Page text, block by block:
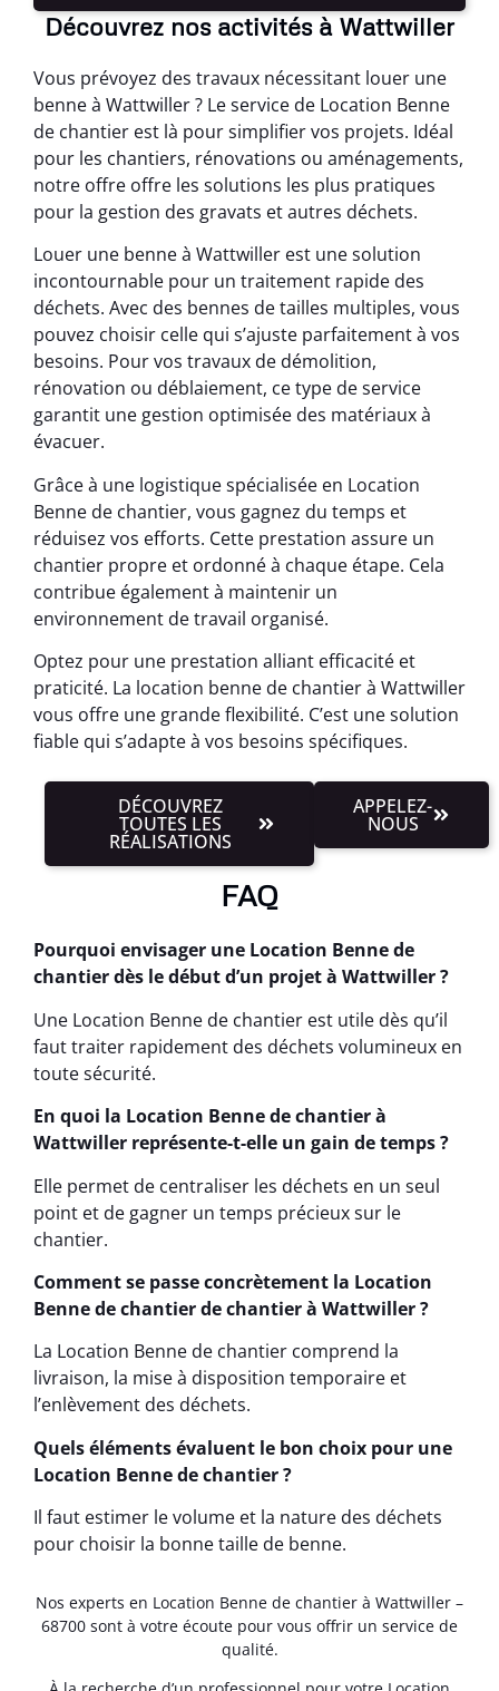
Découvrez nos activités à Wattwiller
Vous prévoyez des travaux nécessitant louer une
benne à Wattwiller ? Le service de Location Benne
de chantier est là pour simplifier vos projets. Idéal
pour les chantiers, rénovations ou aménagements,
notre offre offre les solutions les plus pratiques
pour la gestion des gravats et autres déchets.
Louer une benne à Wattwiller est une solution
incontournable pour un traitement rapide des
déchets. Avec des bennes de tailles multiples, vous
pouvez choisir celle qui s’ajuste parfaitement à vos
besoins. Pour vos travaux de démolition,
rénovation ou déblaiement, ce type de service
garantit une gestion optimisée des matériaux à
évacuer.
Grâce à une logistique spécialisée en Location
Benne de chantier, vous gagnez du temps et
réduisez vos efforts. Cette prestation assure un
chantier propre et ordonné à chaque étape. Cela
contribue également à maintenir un
environnement de travail organisé.
Optez pour une prestation alliant efficacité et
praticité. La location benne de chantier à Wattwiller
vous offre une grande flexibilité. C’est une solution
fiable qui s’adapte à vos besoins spécifiques.
DÉCOUVREZ
TOUTES LES
RÉALISATIONS
APPELEZ-
NOUS
FAQ
Pourquoi envisager une Location Benne de
chantier dès le début d’un projet à Wattwiller ?
Une Location Benne de chantier est utile dès qu’il
faut traiter rapidement des déchets volumineux en
toute sécurité.
En quoi la Location Benne de chantier à
Wattwiller représente-t-elle un gain de temps ?
Elle permet de centraliser les déchets en un seul
point et de gagner un temps précieux sur le
chantier.
Comment se passe concrètement la Location
Benne de chantier de chantier à Wattwiller ?
La Location Benne de chantier comprend la
livraison, la mise à disposition temporaire et
l’enlèvement des déchets.
Quels éléments évaluent le bon choix pour une
Location Benne de chantier ?
Il faut estimer le volume et la nature des déchets
pour choisir la bonne taille de benne.
Nos experts en Location Benne de chantier à Wattwiller –
68700 sont à votre écoute pour vous offrir un service de
qualité.